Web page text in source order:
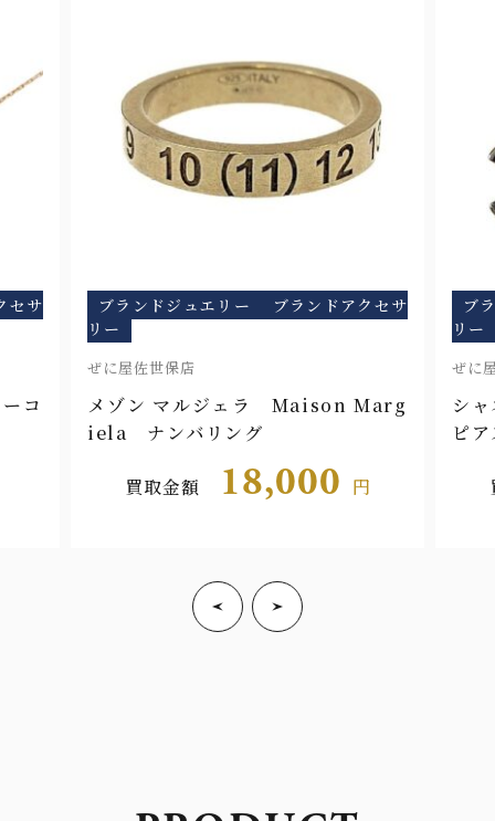
セサ ブランドジュエリー
ブランドアクセサ
リー
ぜに屋本店 長崎スタジアムシティ店
シャネル CHANEL ココマーク
ピアス
買取金額 55,000 円
ブ
リー
ぜに
ヴ
eef